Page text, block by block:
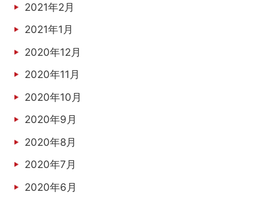
2021年2月
2021年1月
2020年12月
2020年11月
2020年10月
2020年9月
2020年8月
2020年7月
2020年6月